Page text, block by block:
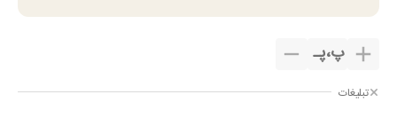
پ،پـ
تبلیغات